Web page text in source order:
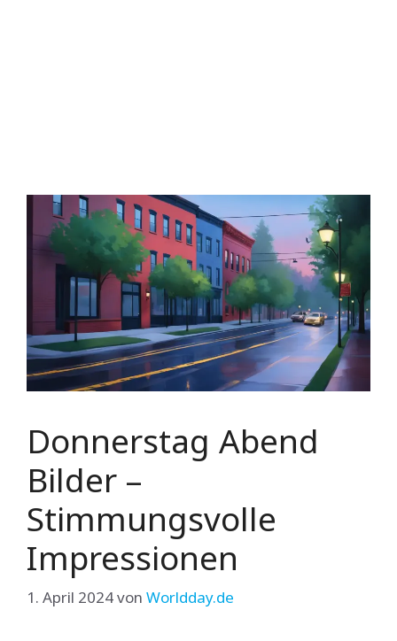
Donnerstag Abend
Bilder –
Stimmungsvolle
Impressionen
1. April 2024von Worldday.de